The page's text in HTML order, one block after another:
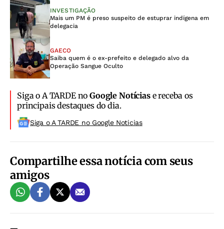
INVESTIGAÇÃO
Mais um PM é preso suspeito de estuprar indígena em
delegacia
GAECO
Saiba quem é o ex-prefeito e delegado alvo da
Operação Sangue Oculto
Siga o A TARDE noGoogle Notíciase receba os
principais destaques do dia.
Siga o A TARDE no Google Noticias
Compartilhe essa notícia com seus
amigos